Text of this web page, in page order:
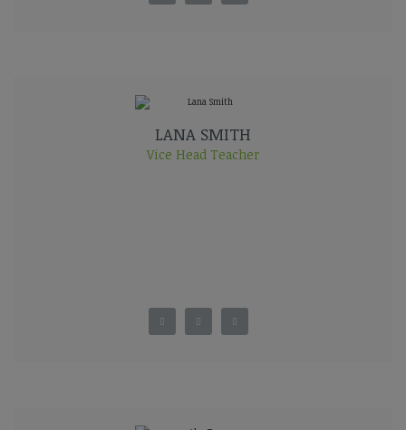
LANA SMITH
Vice Head Teacher